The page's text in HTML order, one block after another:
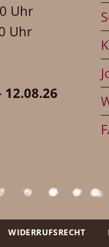
Uhr
Uhr
WIDERRUFSRECHT